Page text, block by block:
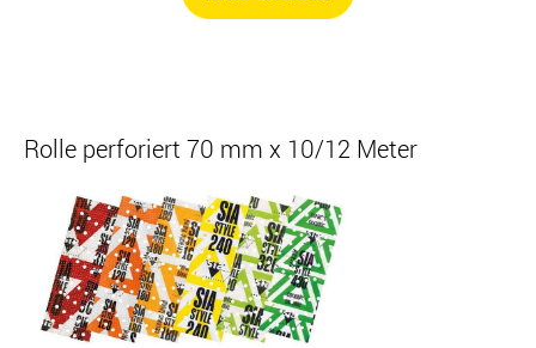
Rolle perforiert 70 mm x 10/12 Meter